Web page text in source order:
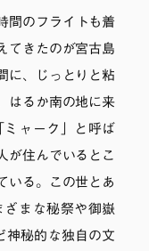
間のフライトも着
てきたのが宮古島
に、じっとりと粘
はるか南の地に来
ャーク」と呼ば
が住んでいるとこ
いる。この世とあ
ざまな秘祭や御嶽
神秘的な独自の文